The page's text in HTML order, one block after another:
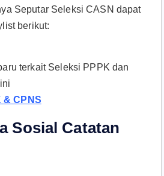
Seputar Seleksi CASN dapat
berikut:
terkait Seleksi PPPK dan
& CPNS
Sosial Catatan